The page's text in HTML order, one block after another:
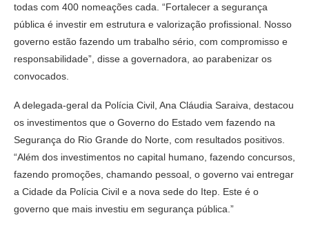
todas com 400 nomeações cada. “Fortalecer a segurança
pública é investir em estrutura e valorização profissional. Nosso
governo estão fazendo um trabalho sério, com compromisso e
responsabilidade”, disse a governadora, ao parabenizar os
convocados.
A delegada-geral da Polícia Civil, Ana Cláudia Saraiva, destacou
os investimentos que o Governo do Estado vem fazendo na
Segurança do Rio Grande do Norte, com resultados positivos.
“Além dos investimentos no capital humano, fazendo concursos,
fazendo promoções, chamando pessoal, o governo vai entregar
a Cidade da Polícia Civil e a nova sede do Itep. Este é o
governo que mais investiu em segurança pública.”